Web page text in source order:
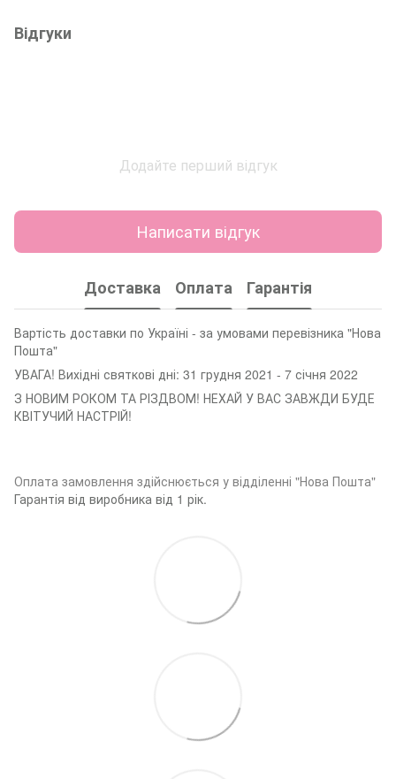
Відгуки
Додайте перший відгук
Написати відгук
Доставка Оплата Гарантія
Вартість доставки по Україні - за умовами перевізника "Нова
Пошта"
УВАГА! Вихідні святкові дні: 31 грудня 2021 - 7 січня 2022
З НОВИМ РОКОМ ТА РІЗДВОМ! НЕХАЙ У ВАС ЗАВЖДИ БУДЕ
КВІТУЧИЙ НАСТРІЙ!
Оплата замовлення здійснюється у відділенні "Нова Пошта"
Гарантія від виробника від 1 рік.